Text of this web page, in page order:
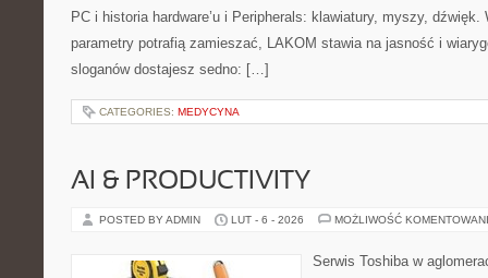
PC i historia hardware’u i Peripherals: klawiatury, myszy,
parametry potrafią zamieszać, LAKOM stawia na jasność i
sloganów dostajesz sedno: […]
CATEGORIES: MEDYCYNA
AI & PRODUCTIVITY
POSTED BY ADMIN LUT - 6 - 2026 MOŻLIWOŚĆ
Serwis Toshiba w